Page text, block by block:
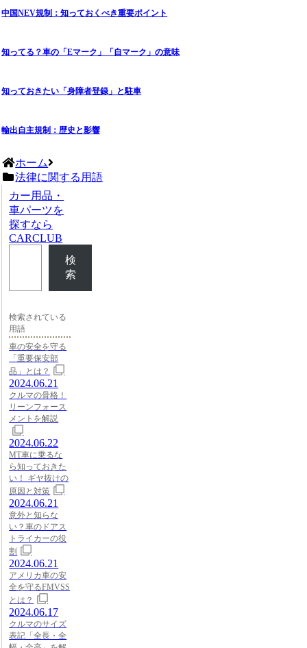
中国NEV規制：知っておくべき重要ポイント
知ってる？車の「Eマーク」「自マーク」の意味
知っておきたい「身障者登録」と駐車
輸出自主規制：歴史と影響
ホーム
法律に関する用語
カー用品・
車パーツを
探すなら
CARCLUB
検
索
検索されている
用語
車の安全を守る
「重要保安部
品」とは？
2024.06.21
クルマの骨格！
リーンフォース
メントを解説
2024.06.22
MT車に乗るな
ら知っておきた
い！ ギヤ抜けの
原因と対策
2024.06.21
意外と知らな
い？車のドアス
トライカーの役
割
2024.06.21
アメリカ車の安
全を守るFMVSS
とは？
2024.06.17
クルマのサイズ
表記「全長・全